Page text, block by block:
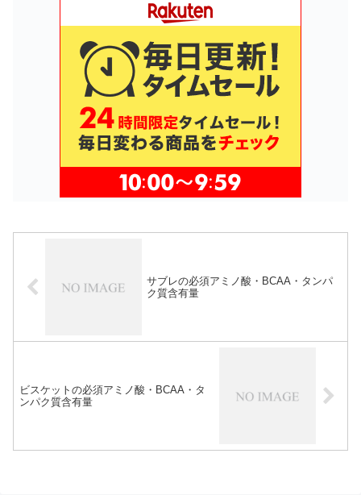
サブレの必須アミノ酸・BCAA・タンパ
ク質含有量
ビスケットの必須アミノ酸・BCAA・タ
ンパク質含有量